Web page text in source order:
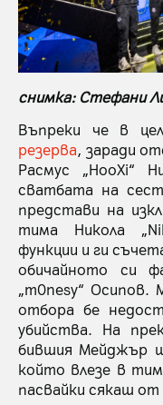
снимка: Стефани
Въпреки че в
резерва, заради
Расмус „HooXi“
сватбата на
представи на
тима Никола
функции и ги
обичайното си
„m0nesy“ Осипов.
отбора бе
убийства. На
бившия Мейджър
който влезе в
пасвайки сякаш от